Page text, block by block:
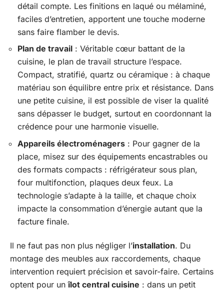
détail compte. Les finitions en laqué ou mélaminé,
faciles d’entretien, apportent une touche moderne
sans faire flamber le devis.
Plan de travail : Véritable cœur battant de la
cuisine, le plan de travail structure l’espace.
Compact, stratifié, quartz ou céramique : à chaque
matériau son équilibre entre prix et résistance. Dans
une petite cuisine, il est possible de viser la qualité
sans dépasser le budget, surtout en coordonnant la
crédence pour une harmonie visuelle.
Appareils électroménagers : Pour gagner de la
place, misez sur des équipements encastrables ou
des formats compacts : réfrigérateur sous plan,
four multifonction, plaques deux feux. La
technologie s’adapte à la taille, et chaque choix
impacte la consommation d’énergie autant que la
facture finale.
Il ne faut pas non plus négliger l’installation. Du
montage des meubles aux raccordements, chaque
intervention requiert précision et savoir-faire. Certains
optent pour unîlot central cuisine : dans un petit